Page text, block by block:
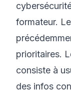
formateur.
prioritaires.
consiste à
des infos